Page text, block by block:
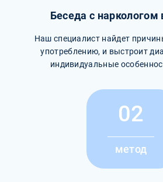
Беседа с наркологом
Наш специалист найдет
употреблению, и выстроит
индивидуальные
02
метод